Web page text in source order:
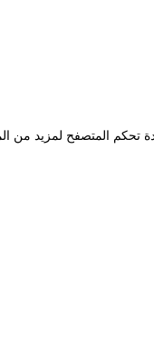
تحكم المتصفح لمزيد من